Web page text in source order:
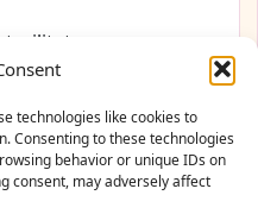
technologies like cookies to
Consenting to these technologies
behavior or unique IDs on
consent, may adversely affect